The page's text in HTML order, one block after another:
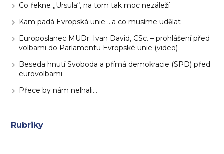
Co řekne „Ursula“, na tom tak moc nezáleží
Kam padá Evropská unie …a co musíme udělat
Europoslanec MUDr. Ivan David, CSc. – prohlášení před
volbami do Parlamentu Evropské unie (video)
Beseda hnutí Svoboda a přímá demokracie (SPD) před
eurovolbami
Přece by nám nelhali…
Rubriky